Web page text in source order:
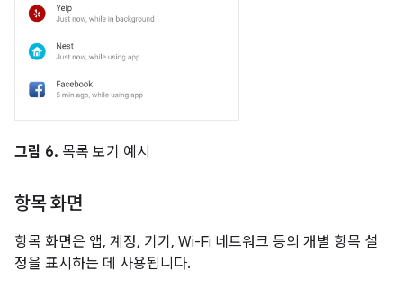
그림 6. 목록 보기 예시
항목 화면
항목 화면은 앱, 계정, 기기, Wi-Fi 네트워크 등의 개별 항목 설
정을 표시하는 데 사용됩니다.